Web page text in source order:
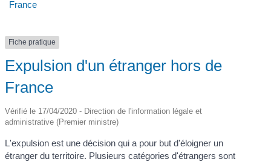
France
Fiche pratique
Expulsion d'un étranger hors de
France
Vérifié le 17/04/2020 - Direction de l'information légale et
administrative (Premier ministre)
L'expulsion est une décision qui a pour but d'éloigner un
étranger du territoire. Plusieurs catégories d'étrangers sont